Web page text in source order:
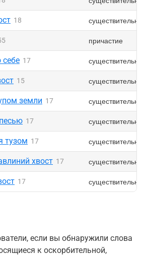
18
причастие
17
15
земли 17
17
тузом 17
хвост 17
17
если вы обнаружили слова
к оскорбительной,